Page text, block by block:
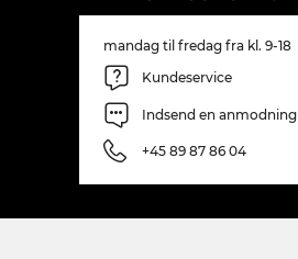
mandag til fredag fra kl. 9-18
Kundeservice
Indsend en anmodning
+45 89 87 86 04